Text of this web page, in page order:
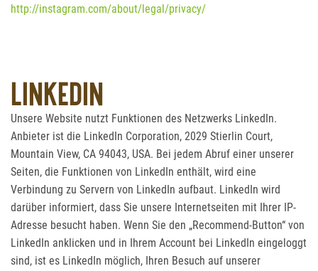
http://instagram.com/about/legal/privacy/
LINKEDIN
Unsere Website nutzt Funktionen des Netzwerks LinkedIn.
Anbieter ist die LinkedIn Corporation, 2029 Stierlin Court,
Mountain View, CA 94043, USA. Bei jedem Abruf einer unserer
Seiten, die Funktionen von LinkedIn enthält, wird eine
Verbindung zu Servern von LinkedIn aufbaut. LinkedIn wird
darüber informiert, dass Sie unsere Internetseiten mit Ihrer IP-
Adresse besucht haben. Wenn Sie den „Recommend-Button“ von
LinkedIn anklicken und in Ihrem Account bei LinkedIn eingeloggt
sind, ist es LinkedIn möglich, Ihren Besuch auf unserer